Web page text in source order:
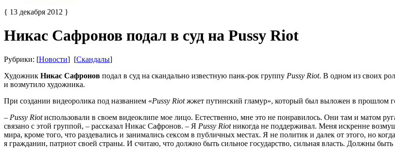
{ 13 декабря 2012 }
Никас Сафронов подал в суд на Pussy Riot
Рубрики: [Новости] [Скандалы]
Художник Никас Сафронов подал в суд на скандально известную панк-рок группу Pussy Riot. В одном из своих
и возмутило художника.
При создании видеоролика под названием «Pussy Riotжжет путинский гламур», который был выложен в прошлом
– Pussy Riotиспользовали в своем видеоклипе мое лицо. Естественно, мне это не понравилось. Они там и матом
связано с этой группой, – рассказал Никас Сафронов. – Я Pussy Riotникогда не поддерживал. Меня искренне
мира, кроме того, что раздевались и занимались сексом в публичных местах. Я не политик и далек от этого, но
я гражданин, патриот своей страны. И считаю, что должно быть сильное государство, сильная власть. Должны быть